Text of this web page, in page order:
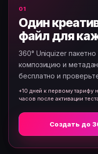
Один
файл для
360° Uniquizer
композицию и
бесплатно и
+10 дней к первому тарифу
часов после активации
Создать до